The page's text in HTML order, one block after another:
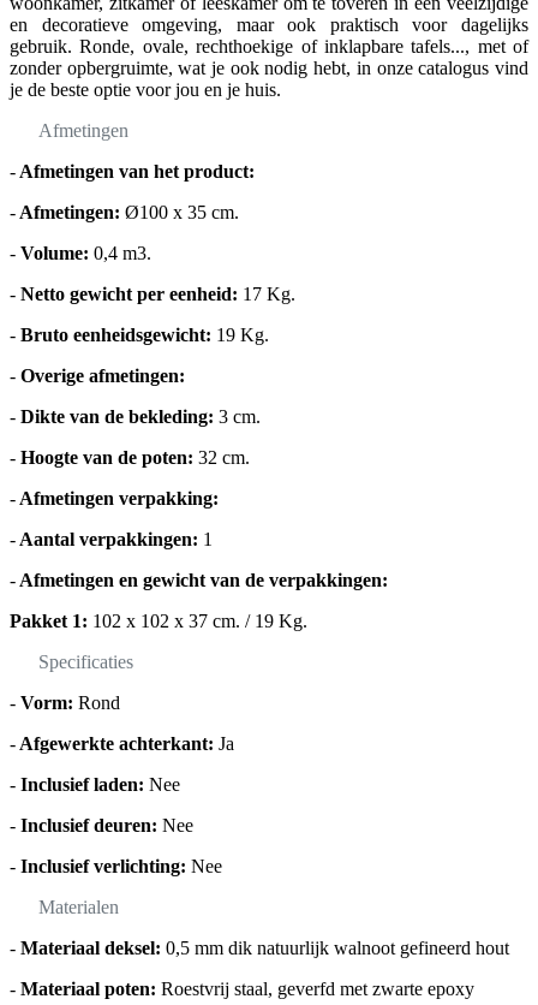
en decoratieve omgeving, maar ook praktisch voor dagelijks
gebruik. Ronde, ovale, rechthoekige of inklapbare tafels..., met of
zonder opbergruimte, wat je ook nodig hebt, in onze catalogus vind
je de beste optie voor jou en je huis.
Afmetingen
- Afmetingen van het product:
- Afmetingen: Ø100 x 35 cm.
- Volume: 0,4 m3.
- Netto gewicht per eenheid: 17 Kg.
- Bruto eenheidsgewicht: 19 Kg.
- Overige afmetingen:
- Dikte van de bekleding: 3 cm.
- Hoogte van de poten: 32 cm.
- Afmetingen verpakking:
- Aantal verpakkingen: 1
- Afmetingen en gewicht van de verpakkingen:
Pakket 1: 102 x 102 x 37 cm. / 19 Kg.
Specificaties
- Vorm: Rond
- Afgewerkte achterkant: Ja
- Inclusief laden: Nee
- Inclusief deuren: Nee
- Inclusief verlichting: Nee
Materialen
- Materiaal deksel: 0,5 mm dik natuurlijk walnoot gefineerd hout
- Materiaal poten: Roestvrij staal, geverfd met zwarte epoxy